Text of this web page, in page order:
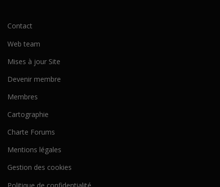
Contact
Web team
Mises à jour Site
Devenir membre
Membres
Cartographie
Charte Forums
Mentions légales
Gestion des cookies
Politique de confidentialité